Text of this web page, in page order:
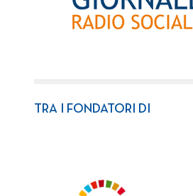
TRA I FONDATORI DI